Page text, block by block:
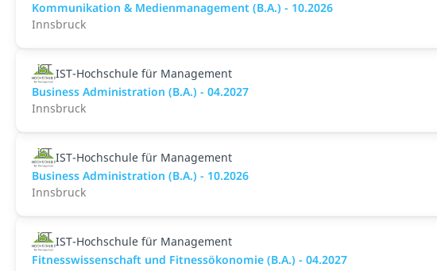
Kommunikation & Medienmanagement (B.A.) - 10.2026
Innsbruck
IST-Hochschule für Management
Business Administration (B.A.) - 04.2027
Innsbruck
IST-Hochschule für Management
Business Administration (B.A.) - 10.2026
Innsbruck
IST-Hochschule für Management
Fitnesswissenschaft und Fitnessökonomie (B.A.) - 04.2027